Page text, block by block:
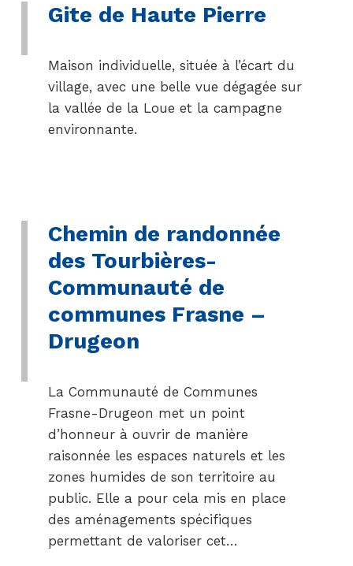
Gite de Haute Pierre
Maison individuelle, située à l’écart du
village, avec une belle vue dégagée sur
la vallée de la Loue et la campagne
environnante.
Chemin de randonnée
des Tourbières-
Communauté de
communes Frasne –
Drugeon
La Communauté de Communes
Frasne-Drugeon met un point
d’honneur à ouvrir de manière
raisonnée les espaces naturels et les
zones humides de son territoire au
public. Elle a pour cela mis en place
des aménagements spécifiques
permettant de valoriser cet…